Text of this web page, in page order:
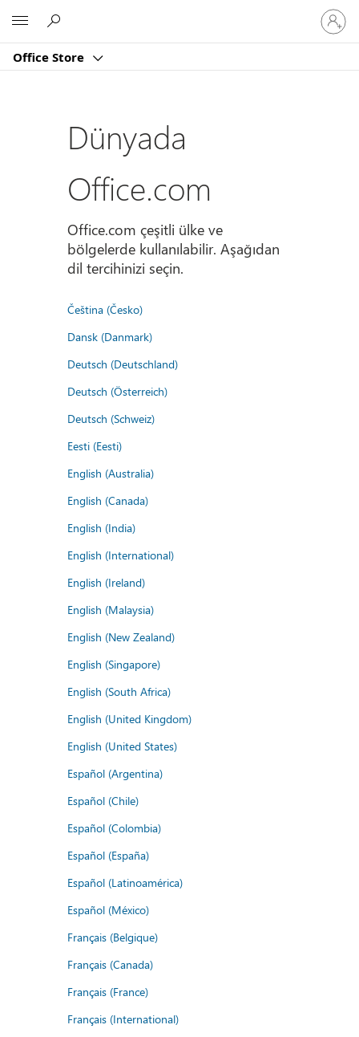
Office Store
oturum
açın
Dünyada
Office.com
Office.com çeşitli ülke ve
bölgelerde kullanılabilir. Aşağıdan
dil tercihinizi seçin.
Čeština (Česko)
Dansk (Danmark)
Deutsch (Deutschland)
Deutsch (Österreich)
Deutsch (Schweiz)
Eesti (Eesti)
English (Australia)
English (Canada)
English (India)
English (International)
English (Ireland)
English (Malaysia)
English (New Zealand)
English (Singapore)
English (South Africa)
English (United Kingdom)
English (United States)
Español (Argentina)
Español (Chile)
Español (Colombia)
Español (España)
Español (Latinoamérica)
Español (México)
Français (Belgique)
Français (Canada)
Français (France)
Français (International)